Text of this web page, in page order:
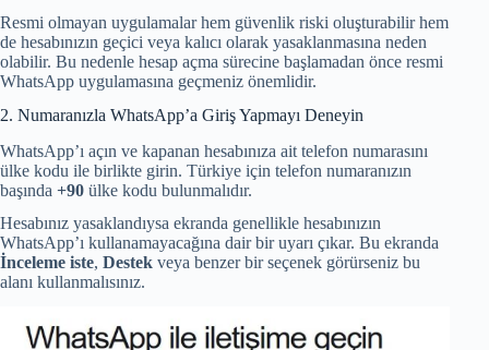
Resmi olmayan uygulamalar hem güvenlik riski oluşturabilir hem
de hesabınızın geçici veya kalıcı olarak yasaklanmasına neden
olabilir. Bu nedenle hesap açma sürecine başlamadan önce resmi
WhatsApp uygulamasına geçmeniz önemlidir.
2. Numaranızla WhatsApp’a Giriş Yapmayı Deneyin
WhatsApp’ı açın ve kapanan hesabınıza ait telefon numarasını
ülke kodu ile birlikte girin. Türkiye için telefon numaranızın
başında +90 ülke kodu bulunmalıdır.
Hesabınız yasaklandıysa ekranda genellikle hesabınızın
WhatsApp’ı kullanamayacağına dair bir uyarı çıkar. Bu ekranda
İnceleme iste, Destek veya benzer bir seçenek görürseniz bu
alanı kullanmalısınız.